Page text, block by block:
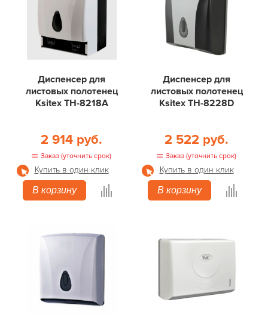
Диспенсер для
листовых полотенец
Ksitex ТН-8218A
2 914 руб.
Заказ (уточнить срок)
Купить в один клик
В корзину
Диспенсер для
листовых полотенец
Ksitex ТН-8228D
2 522 руб.
Заказ (уточнить срок)
Купить в один клик
В корзину